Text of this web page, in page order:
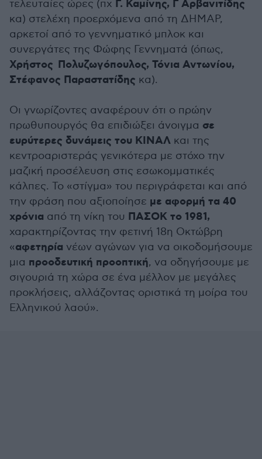
τελευταίες ώρες (πχ Γ. Καμίνης, Γ Αρβανιτίδης
κα) στελέχη προερχόμενα από τη ΔΗΜΑΡ,
αρκετοί από το γεννηματικό μπλοκ και
συνεργάτες της Φώφης Γεννηματά (όπως,
Χρήστος Πολυζωγόπουλος, Τόνια Αντωνίου,
Στέφανος Παραστατίδης κα).
Οι γνωρίζοντες αναφέρουν ότι ο πρώην
πρωθυπουργός θα επιδιώξει άνοιγμα σε
ευρύτερες δυνάμεις του ΚΙΝΑΛ και της
κεντροαριστεράς γενικότερα με στόχο την
μαζική προσέλευση στις εσωκομματικές
κάλπες. Το «στίγμα» του περιγράφεται και από
την φράση που αξιοποίησε με αφορμή τα 40
χρόνια από τη νίκη του ΠΑΣΟΚ το 1981,
χαρακτηρίζοντας την φετινή 18η Οκτώβρη
«αφετηρία νέων αγώνων για να οικοδομήσουμε
μια προοδευτική προοπτική, να οδηγήσουμε με
σιγουριά τη χώρα σε ένα μέλλον με μεγάλες
προκλήσεις, αλλάζοντας οριστικά τη μοίρα του
Ελληνικού λαού».